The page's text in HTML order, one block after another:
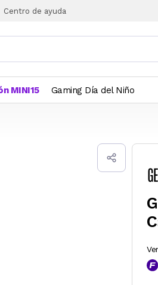
Centro de ayuda
MINI15 Gaming Día del Niño